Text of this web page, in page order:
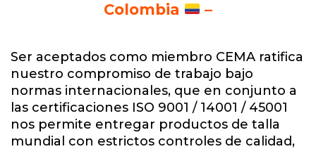
Colombia
–
Ser aceptados como miembro CEMA ratifica
nuestro compromiso de trabajo bajo
normas internacionales, que en conjunto a
las certificaciones ISO 9001 / 14001 / 45001
nos permite entregar productos de talla
mundial con estrictos controles de calidad,